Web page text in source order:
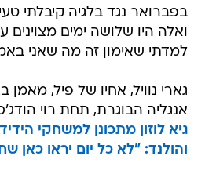
בפברואר נגד בלגיה קיבלתי
ואלה היו שלושה ימים מצוינים
למדתי שאימון זה מה שאני
גארי נוויל, אחיו של פיל,
אנגליה הבוגרת, תחת רוי
גיא לוזון מתכונן למשחקי
והולנד: "לא כל יום יראו כאן